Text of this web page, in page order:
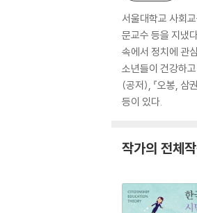
서울대학교 사회
문교수 등을 지냈
속에서 정치에 관
소년들이 건강하
(공저), 『오봉, 삼
등이 있다.
작가의 전체